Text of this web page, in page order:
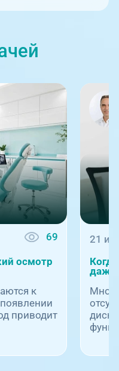
69
осмотр
к
приводит
21
даже